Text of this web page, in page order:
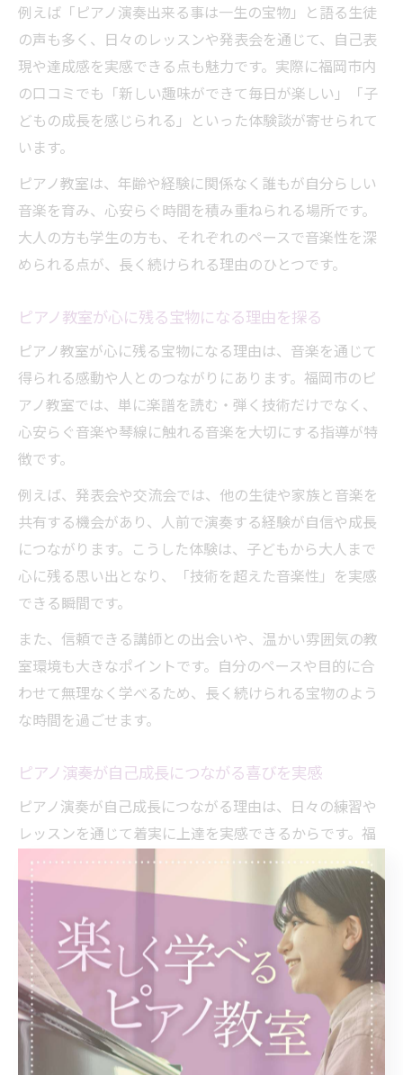
例えば「ピアノ演奏出来る事は一生の宝物」と語る生徒
の声も多く、日々のレッスンや発表会を通じて、自己表
現や達成感を実感できる点も魅力です。実際に福岡市内
の口コミでも「新しい趣味ができて毎日が楽しい」「子
どもの成長を感じられる」といった体験談が寄せられて
います。
ピアノ教室は、年齢や経験に関係なく誰もが自分らしい
音楽を育み、心安らぐ時間を積み重ねられる場所です。
大人の方も学生の方も、それぞれのペースで音楽性を深
められる点が、長く続けられる理由のひとつです。
ピアノ教室が心に残る宝物になる理由を探る
ピアノ教室が心に残る宝物になる理由は、音楽を通じて
得られる感動や人とのつながりにあります。福岡市のピ
アノ教室では、単に楽譜を読む・弾く技術だけでなく、
心安らぐ音楽や琴線に触れる音楽を大切にする指導が特
徴です。
例えば、発表会や交流会では、他の生徒や家族と音楽を
共有する機会があり、人前で演奏する経験が自信や成長
につながります。こうした体験は、子どもから大人まで
心に残る思い出となり、「技術を超えた音楽性」を実感
できる瞬間です。
また、信頼できる講師との出会いや、温かい雰囲気の教
室環境も大きなポイントです。自分のペースや目的に合
わせて無理なく学べるため、長く続けられる宝物のよう
な時間を過ごせます。
ピアノ演奏が自己成長につながる喜びを実感
ピアノ演奏が自己成長につながる理由は、日々の練習や
レッスンを通じて着実に上達を実感できるからです。福
岡市のピアノ教室では、個々のレベルや目標に合わせた
指導が行われるため、自分の成長を具体的に感じやすく
なります。
例えば、最初は簡単な曲しか弾けなかった生徒が、半年
後には好きな曲を自信を持って演奏できるようになるな
ど、達成感や自己肯定感が高まるケースも多いです。こ
うした経験は、音楽以外の分野でも前向きな姿勢や忍耐
力につながるでしょう。